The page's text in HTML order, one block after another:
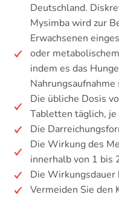
Deutschland.
Mysimba wird zur
Erwachsenen
oder
indem es das
Nahrungsaufnahme
Die übliche Dosis
Tabletten täglich,
Die
Die Wirkung des
innerhalb von 1 bis
Die
Vermeiden Sie den